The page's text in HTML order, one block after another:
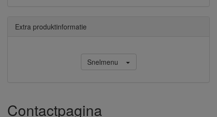
Extra produktinformatie
Snelmenu
Contactpagina